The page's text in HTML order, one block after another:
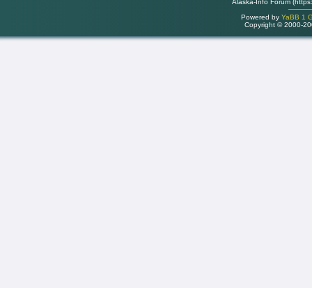
Powered by YaBB 1
Copyright © 2000-